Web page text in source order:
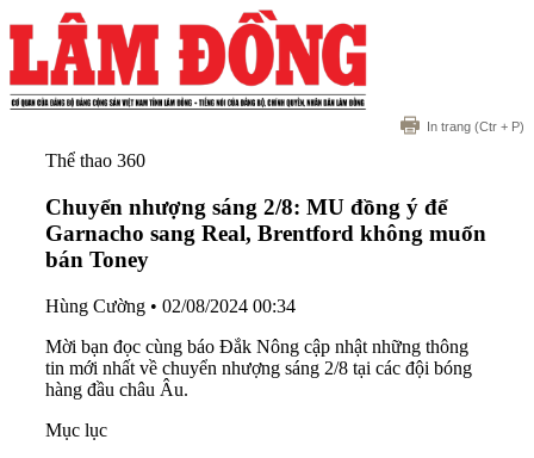
In trang (Ctr + P)
Thể thao 360
Chuyển nhượng sáng 2/8: MU đồng ý để
Garnacho sang Real, Brentford không muốn
bán Toney
Hùng Cường • 02/08/2024 00:34
Mời bạn đọc cùng báo Đắk Nông cập nhật những thông
tin mới nhất về chuyển nhượng sáng 2/8 tại các đội bóng
hàng đầu châu Âu.
Mục lục